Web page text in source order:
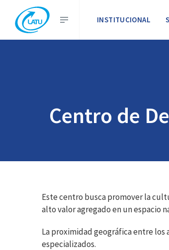
INSTITUCIONAL
Centro de
Este centro busca promover la
alto valor agregado en un espacio
La proximidad geográfica entre
especializados.